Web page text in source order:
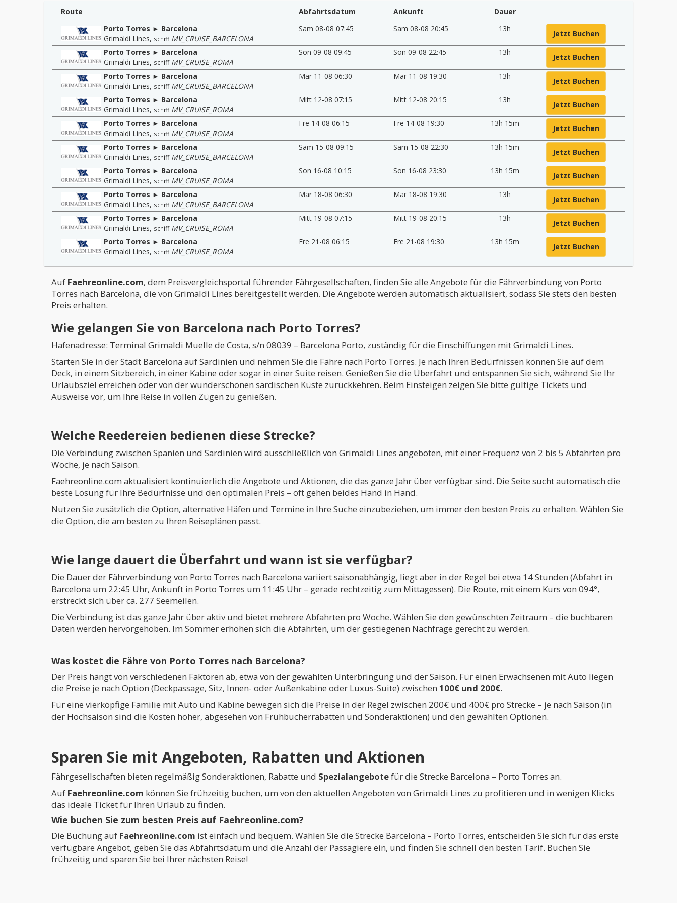
Route Abfahrtsdatum Ankunft
Dauer
Porto Torres ► Barcelona
Grimaldi Lines, schiff MV_CRUISE_BARCELONA
Sam 08-08 07:45 Sam 08-08 20:45 13h
Jetzt Buchen
Porto Torres ► Barcelona
Grimaldi Lines, schiff MV_CRUISE_ROMA
Son 09-08 09:45 Son 09-08 22:45 13h
Jetzt Buchen
Porto Torres ► Barcelona
Grimaldi Lines, schiff MV_CRUISE_BARCELONA
Mär 11-08 06:30 Mär 11-08 19:30 13h
Jetzt Buchen
Porto Torres ► Barcelona
Grimaldi Lines, schiff MV_CRUISE_ROMA
Mitt 12-08 07:15 Mitt 12-08 20:15 13h
Jetzt Buchen
Porto Torres ► Barcelona
Grimaldi Lines, schiff MV_CRUISE_ROMA
Fre 14-08 06:15 Fre 14-08 19:30 13h 15m
Jetzt Buchen
Porto Torres ► Barcelona
Grimaldi Lines, schiff MV_CRUISE_BARCELONA
Sam 15-08 09:15 Sam 15-08 22:30 13h 15m
Jetzt Buchen
Porto Torres ► Barcelona
Grimaldi Lines, schiff MV_CRUISE_ROMA
Son 16-08 10:15 Son 16-08 23:30 13h 15m
Jetzt Buchen
Porto Torres ► Barcelona
Grimaldi Lines, schiff MV_CRUISE_BARCELONA
Mär 18-08 06:30 Mär 18-08 19:30 13h
Jetzt Buchen
Porto Torres ► Barcelona
Grimaldi Lines, schiff MV_CRUISE_ROMA
Mitt 19-08 07:15 Mitt 19-08 20:15 13h
Jetzt Buchen
Porto Torres ► Barcelona
Grimaldi Lines, schiff MV_CRUISE_ROMA
Fre 21-08 06:15 Fre 21-08 19:30 13h 15m
Jetzt Buchen
Auf Faehreonline.com, dem Preisvergleichsportal führender Fährgesellschaften, finden Sie alle Angebote für die Fährverbindung von Porto
Torres nach Barcelona, die von Grimaldi Lines bereitgestellt werden. Die Angebote werden automatisch aktualisiert, sodass Sie stets den besten
Preis erhalten.
Wie gelangen Sie von Barcelona nach Porto Torres?
Hafenadresse: Terminal Grimaldi Muelle de Costa, s/n 08039 – Barcelona Porto, zuständig für die Einschiffungen mit Grimaldi Lines.
Starten Sie in der Stadt Barcelona auf Sardinien und nehmen Sie die Fähre nach Porto Torres. Je nach Ihren Bedürfnissen können Sie auf dem
Deck, in einem Sitzbereich, in einer Kabine oder sogar in einer Suite reisen. Genießen Sie die Überfahrt und entspannen Sie sich, während Sie Ihr
Urlaubsziel erreichen oder von der wunderschönen sardischen Küste zurückkehren. Beim Einsteigen zeigen Sie bitte gültige Tickets und
Ausweise vor, um Ihre Reise in vollen Zügen zu genießen.
Welche Reedereien bedienen diese Strecke?
Die Verbindung zwischen Spanien und Sardinien wird ausschließlich von Grimaldi Lines angeboten, mit einer Frequenz von 2 bis 5 Abfahrten pro
Woche, je nach Saison.
Faehreonline.com aktualisiert kontinuierlich die Angebote und Aktionen, die das ganze Jahr über verfügbar sind. Die Seite sucht automatisch die
beste Lösung für Ihre Bedürfnisse und den optimalen Preis – oft gehen beides Hand in Hand.
Nutzen Sie zusätzlich die Option, alternative Häfen und Termine in Ihre Suche einzubeziehen, um immer den besten Preis zu erhalten. Wählen Sie
die Option, die am besten zu Ihren Reiseplänen passt.
Wie lange dauert die Überfahrt und wann ist sie verfügbar?
Die Dauer der Fährverbindung von Porto Torres nach Barcelona variiert saisonabhängig, liegt aber in der Regel bei etwa 14 Stunden (Abfahrt in
Barcelona um 22:45 Uhr, Ankunft in Porto Torres um 11:45 Uhr – gerade rechtzeitig zum Mittagessen). Die Route, mit einem Kurs von 094°,
erstreckt sich über ca. 277 Seemeilen.
Die Verbindung ist das ganze Jahr über aktiv und bietet mehrere Abfahrten pro Woche. Wählen Sie den gewünschten Zeitraum – die buchbaren
Daten werden hervorgehoben. Im Sommer erhöhen sich die Abfahrten, um der gestiegenen Nachfrage gerecht zu werden.
Was kostet die Fähre von Porto Torres nach Barcelona?
Der Preis hängt von verschiedenen Faktoren ab, etwa von der gewählten Unterbringung und der Saison. Für einen Erwachsenen mit Auto liegen
die Preise je nach Option (Deckpassage, Sitz, Innen- oder Außenkabine oder Luxus-Suite) zwischen 100€ und 200€.
Für eine vierköpfige Familie mit Auto und Kabine bewegen sich die Preise in der Regel zwischen 200€ und 400€ pro Strecke – je nach Saison (in
der Hochsaison sind die Kosten höher, abgesehen von Frühbucherrabatten und Sonderaktionen) und den gewählten Optionen.
Sparen Sie mit Angeboten, Rabatten und Aktionen
Fährgesellschaften bieten regelmäßig Sonderaktionen, Rabatte und Spezialangebotefür die Strecke Barcelona – Porto Torres an.
Auf Faehreonline.com können Sie frühzeitig buchen, um von den aktuellen Angeboten von Grimaldi Lines zu profitieren und in wenigen Klicks
das ideale Ticket für Ihren Urlaub zu finden.
Wie buchen Sie zum besten Preis auf Faehreonline.com?
Die Buchung auf Faehreonline.com ist einfach und bequem. Wählen Sie die Strecke Barcelona – Porto Torres, entscheiden Sie sich für das erste
verfügbare Angebot, geben Sie das Abfahrtsdatum und die Anzahl der Passagiere ein, und finden Sie schnell den besten Tarif. Buchen Sie
frühzeitig und sparen Sie bei Ihrer nächsten Reise!